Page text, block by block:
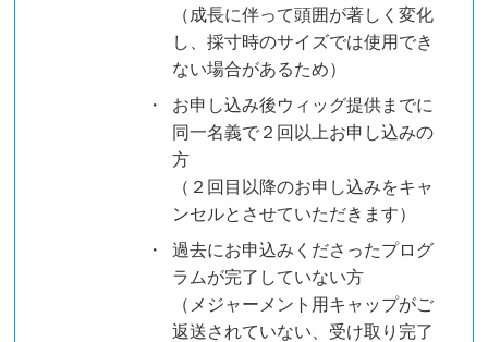
（成長に伴って頭囲が著しく変化
し、採寸時のサイズでは使用でき
ない場合があるため）
お申し込み後ウィッグ提供までに
同一名義で２回以上お申し込みの
方
（２回目以降のお申し込みをキャ
ンセルとさせていただきます）
過去にお申込みくださったプログ
ラムが完了していない方
（メジャーメント用キャップがご
返送されていない、受け取り完了